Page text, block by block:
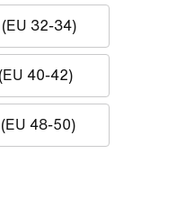
(EU 32-34)
40-42)
48-50)